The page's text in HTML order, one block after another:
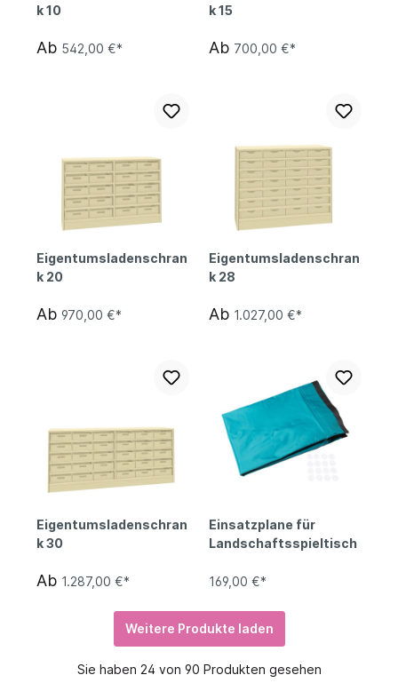
k 10
Ab 542,00 €*
k 15
Ab 700,00 €*
Eigentumsladenschran
k 20
Ab 970,00 €*
Eigentumsladenschran
k 28
Ab 1.027,00 €*
Eigentumsladenschran
k 30
Ab 1.287,00 €*
Einsatzplane für
Landschaftsspieltisch
169,00 €*
Weitere Produkte laden
Sie haben 24 von 90 Produkten gesehen